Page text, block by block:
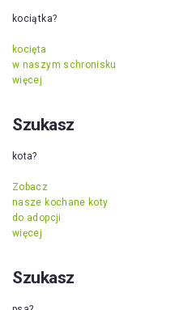
kociątka?
kocięta
w naszym schronisku
więcej
Szukasz
kota?
Zobacz
nasze kochane koty
do adopcji
więcej
Szukasz